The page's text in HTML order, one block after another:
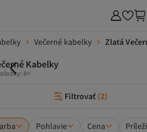
Večerné kabelky Zlatá
Kabelky
8+
Filtrovať (2)
Pohlavie Cena